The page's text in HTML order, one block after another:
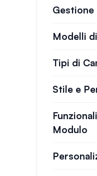
Modelli
Tipi di
Stile e
Modulo